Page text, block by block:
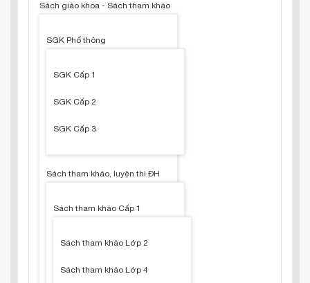
Sách giáo khoa - Sách tham khảo
SGK Phổ thông
SGK Cấp 1
SGK Cấp 2
SGK Cấp 3
Sách tham khảo, luyện thi ĐH
Sách tham khảo Cấp 1
Sách tham khảo Lớp 2
Sách tham khảo Lớp 4